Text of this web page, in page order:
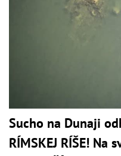
Sucho na Dunaji
RÍMSKEJ RÍŠE! Na